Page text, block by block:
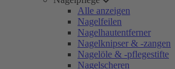
Alle anzeigen
Nagelfeilen
Nagelhautentferner
Nagelknipser & -zangen
Nagelöle & -pflegestifte
Nagelscheren